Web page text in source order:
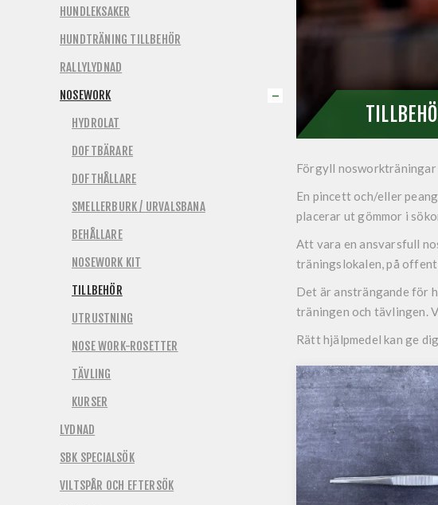
Förgyll nosworkträningar
En pincett och/eller
placerar ut gömmor i
Att vara en ansvarsfull
träningslokalen, på
Det är ansträngande för
träningen och tävlingen.
Rätt hjälpmedel kan ge
HUNDLEKSAKER
HUNDTRÄNING TILLBEHÖR
RALLYLYDNAD
NOSEWORK
HYDROLAT
DOFTBÄRARE
DOFTHÅLLARE
SMELLERBURK / URVALSBANA
BEHÅLLARE
NOSEWORK KIT
TILLBEHÖR
UTRUSTNING
NOSE WORK-ROSETTER
TÄVLING
KURSER
LYDNAD
SBK SPECIALSÖK
VILTSPÅR OCH EFTERSÖK